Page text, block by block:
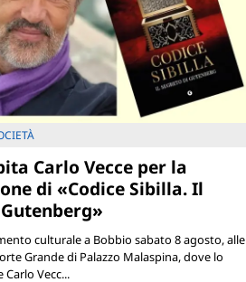
Carlo Vecce per la
di «Codice Sibilla. Il
culturale a Bobbio sabato 8 agosto, alle
Grande di Palazzo Malaspina, dove lo
Vecc...